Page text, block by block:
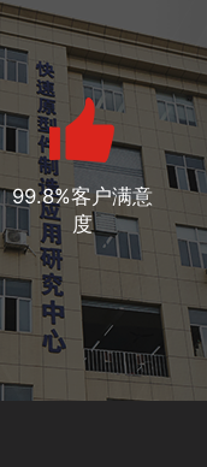
99.8%客户满意
度